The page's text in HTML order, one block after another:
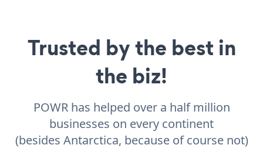
Trusted by the best in
the biz!
POWR has helped over a half million
businesses on every continent
(besides Antarctica, because of course not)